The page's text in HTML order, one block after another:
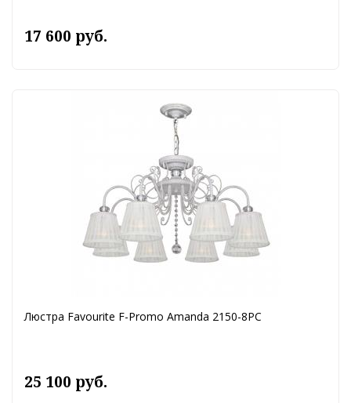
17 600 руб.
Люстра Favourite F-Promo Amanda 2150-8PC
25 100 руб.